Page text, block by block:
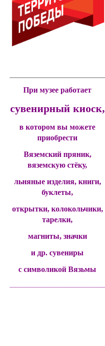
При музее работает
сувенирный киоск,
в котором вы можете
приобрести
Вяземский пряник,
вяземскую стёку,
льняные изделия, книги,
буклеты,
открытки, колокольчики,
тарелки,
магниты, значки
и др. сувениры
с символикой Вязьмы